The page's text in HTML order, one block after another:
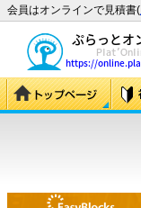
会員はオンラインで見積書(